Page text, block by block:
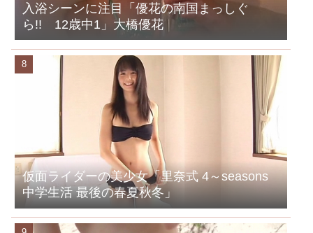
入浴シーンに注目「優花の南国まっしぐ
ら!! 12歳中1」大橋優花
仮面ライダーの美少女「里奈式 4～seasons
中学生活 最後の春夏秋冬」